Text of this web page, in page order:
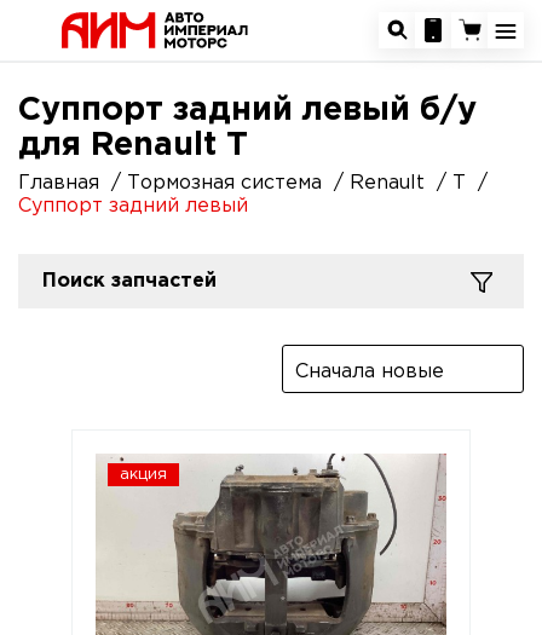
Суппорт задний левый б/у
для Renault T
Главная Тормозная система Renault
Суппорт задний левый
Поиск запчастей
Сначала новые
акция